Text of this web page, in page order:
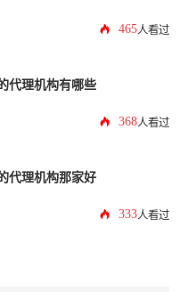
465人看过
代理机构有哪些
368人看过
代理机构那家好
333人看过